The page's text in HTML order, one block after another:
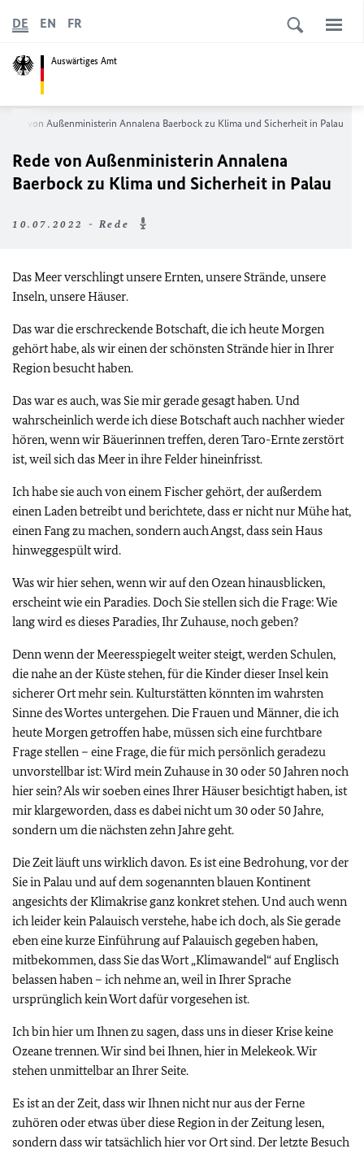
Auswärtiges Amt
DE EN FR
Rede von Außenministerin Annalena Baerbock zu Klima und Sicherheit in Palau
Rede von Außenministerin Annalena
Baerbock zu Klima und Sicherheit in Palau
10.07.2022 - Rede
Das Meer verschlingt unsere Ernten, unsere Strände, unsere
Inseln, unsere Häuser.
Das war die erschreckende Botschaft, die ich heute Morgen
gehört habe, als wir einen der schönsten Strände hier in Ihrer
Region besucht haben.
Das war es auch, was Sie mir gerade gesagt haben. Und
wahrscheinlich werde ich diese Botschaft auch nachher wieder
hören, wenn wir Bäuerinnen treffen, deren Taro-Ernte zerstört
ist, weil sich das Meer in ihre Felder hineinfrisst.
Ich habe sie auch von einem Fischer gehört, der außerdem
einen Laden betreibt und berichtete, dass er nicht nur Mühe hat,
einen Fang zu machen, sondern auch Angst, dass sein Haus
hinweggespült wird.
Was wir hier sehen, wenn wir auf den Ozean hinausblicken,
erscheint wie ein Paradies. Doch Sie stellen sich die Frage: Wie
lang wird es dieses Paradies, Ihr Zuhause, noch geben?
Denn wenn der Meeresspiegelt weiter steigt, werden Schulen,
die nahe an der Küste stehen, für die Kinder dieser Insel kein
sicherer Ort mehr sein. Kulturstätten könnten im wahrsten
Sinne des Wortes untergehen. Die Frauen und Männer, die ich
heute Morgen getroffen habe, müssen sich eine furchtbare
Frage stellen – eine Frage, die für mich persönlich geradezu
unvorstellbar ist: Wird mein Zuhause in 30 oder 50 Jahren noch
hier sein? Als wir soeben eines Ihrer Häuser besichtigt haben, ist
mir klargeworden, dass es dabei nicht um 30 oder 50 Jahre,
sondern um die nächsten zehn Jahre geht.
Die Zeit läuft uns wirklich davon. Es ist eine Bedrohung, vor der
Sie in Palau und auf dem sogenannten blauen Kontinent
angesichts der Klimakrise ganz konkret stehen. Und auch wenn
ich leider kein Palauisch verstehe, habe ich doch, als Sie gerade
eben eine kurze Einführung auf Palauisch gegeben haben,
mitbekommen, dass Sie das Wort „Klimawandel“ auf Englisch
belassen haben – ich nehme an, weil in Ihrer Sprache
ursprünglich kein Wort dafür vorgesehen ist.
Ich bin hier um Ihnen zu sagen, dass uns in dieser Krise keine
Ozeane trennen. Wir sind bei Ihnen, hier in Melekeok. Wir
stehen unmittelbar an Ihrer Seite.
Es ist an der Zeit, dass wir Ihnen nicht nur aus der Ferne
zuhören oder etwas über diese Region in der Zeitung lesen,
sondern dass wir tatsächlich hier vor Ort sind. Der letzte Besuch